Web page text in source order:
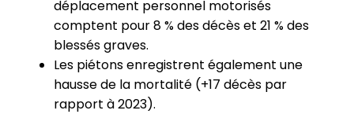
déplacement personnel motorisés
comptent pour 8 % des décès et 21 % des
blessés graves.
Les piétons enregistrent également une
hausse de la mortalité (+17 décès par
rapport à 2023).